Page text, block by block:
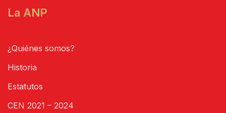
La ANP
¿Quiénes somos?
Historia
Estatutos
CEN 2021 – 2024